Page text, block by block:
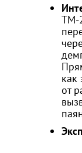
ТМ-
как
от